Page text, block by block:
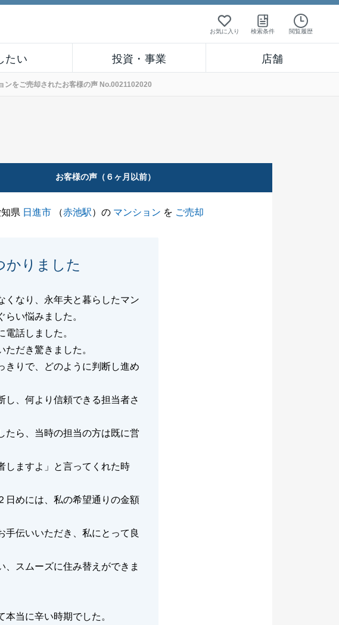
お気に入り 検索条件 閲覧履歴
たい 投資・事業 店舗
ンをご売却されたお客様の声 No.0021102020
お客様の声（６ヶ月以前）
県 日進市 （赤池駅）の マンション を ご売却
かりました
くなり、永年夫と暮らしたマン
い悩みました。
話しました。
だき驚きました。
きりで、どのように判断し進め
し、何より信頼できる担当者さ
たら、当時の担当の方は既に営
しますよ」と言ってくれた時
日めには、私の希望通りの金額
手伝いいただき、私にとって良
、スムーズに住み替えができま
当に辛い時期でした。